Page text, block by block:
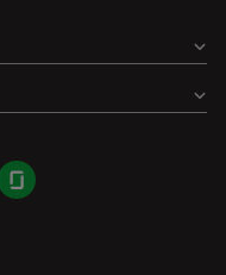
Glassdoor